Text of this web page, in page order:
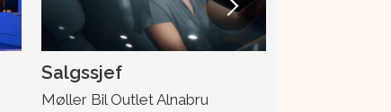
Salgssjef
Møller Bil Outlet Alnabru